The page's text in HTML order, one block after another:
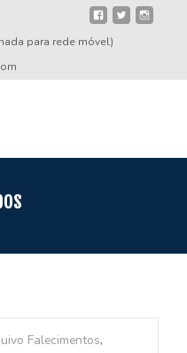
para rede móvel)
Falecimentos,